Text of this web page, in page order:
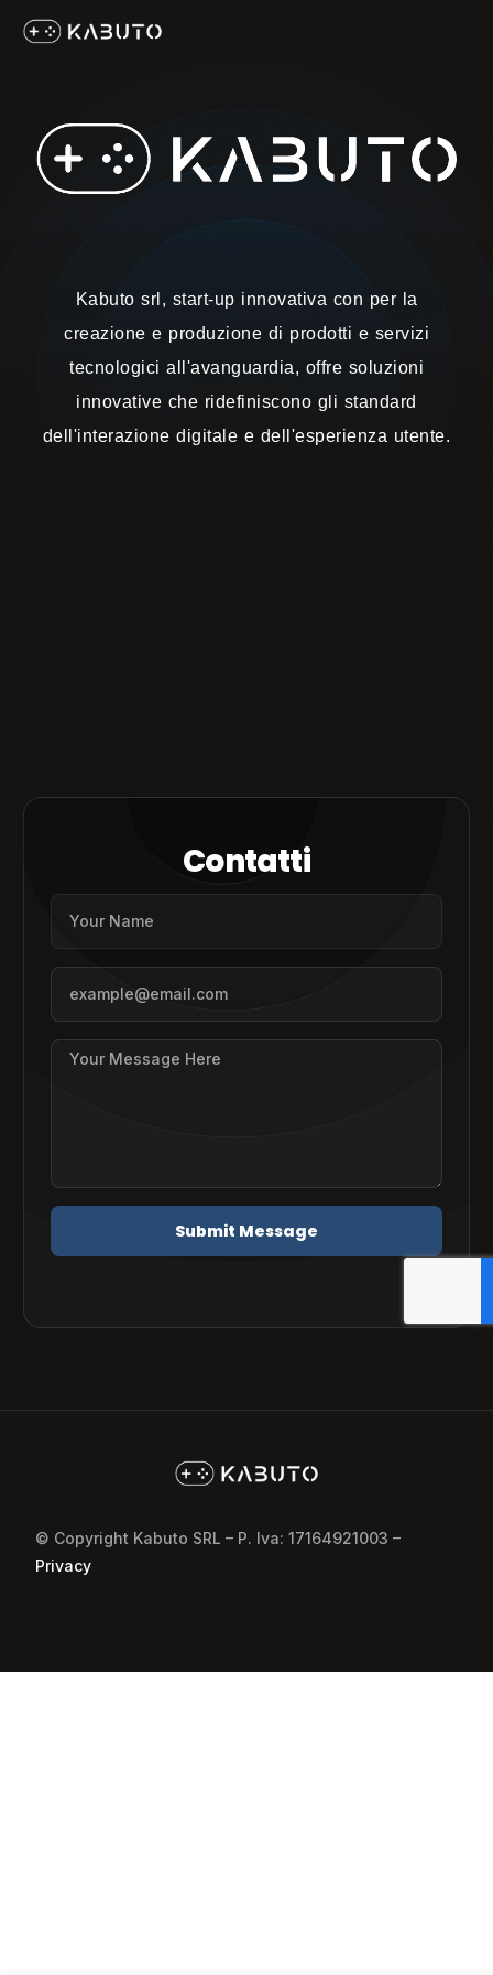
Kabuto srl, start-up innovativa con per la
creazione e produzione di prodotti e servizi
tecnologici all'avanguardia, offre soluzioni
innovative che ridefiniscono gli standard
dell'interazione digitale e dell'esperienza utente.
Contatti
Submit Message
© Copyright Kabuto SRL – P. Iva: 17164921003 –
Privacy